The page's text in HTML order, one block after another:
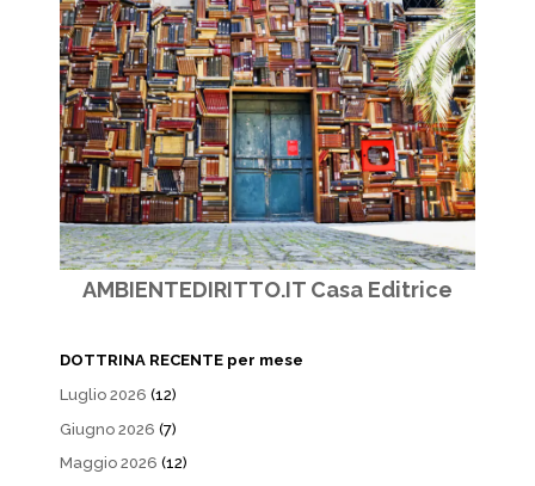
AMBIENTEDIRITTO.IT Casa Editrice
DOTTRINA RECENTE per mese
Luglio 2026 (12)
Giugno 2026 (7)
Maggio 2026 (12)